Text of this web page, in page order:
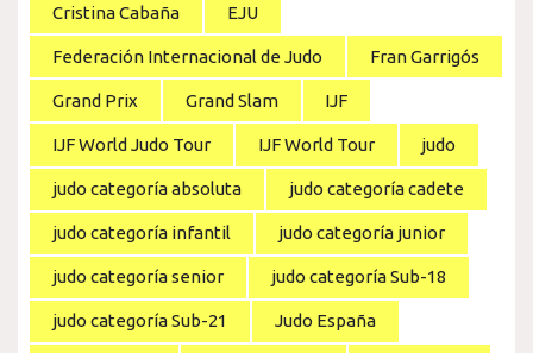
Cristina Cabaña EJU
Federación Internacional de Judo Fran Garrigós
Grand Prix Grand Slam IJF
IJF World Judo Tour IJF World Tour judo
judo categoría absoluta judo categoría cadete
judo categoría infantil judo categoría junior
judo categoría senior judo categoría Sub-18
judo categoría Sub-21 Judo España